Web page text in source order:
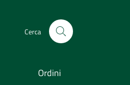
Cerca
Ordini